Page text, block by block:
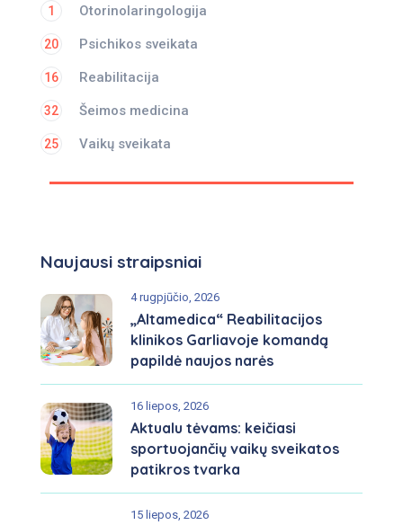
Otorinolaringologija
1
Psichikos sveikata
20
Reabilitacija
16
Šeimos medicina
32
Vaikų sveikata
25
Naujausi straipsniai
4 rugpjūčio, 2026
„Altamedica“ Reabilitacijos
klinikos Garliavoje komandą
papildė naujos narės
16 liepos, 2026
Aktualu tėvams: keičiasi
sportuojančių vaikų sveikatos
patikros tvarka
15 liepos, 2026